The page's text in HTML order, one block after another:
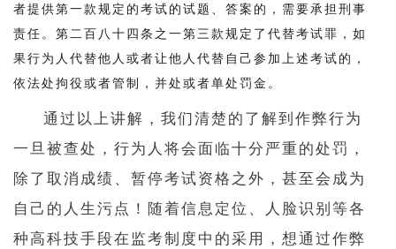
者提供第一款规定的考试的试题、答案的，需要承担刑事
责任。第二百八十四条之一第三款规定了代替考试罪，如
果行为人代替他人或者让他人代替自己参加上述考试的，
依法处拘役或者管制，并处或者单处罚金。
通过以上讲解，我们清楚的了解到作弊行为
一旦被查处，行为人将会面临十分严重的处罚，
除了取消成绩、暂停考试资格之外，甚至会成为
自己的人生污点！随着信息定位、人脸识别等各
种高科技手段在监考制度中的采用，想通过作弊